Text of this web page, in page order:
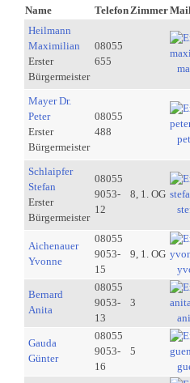
Name
Telefon ZimmerMail
Heilmann
Maximilian
Erster
Bürgermeister
08055
655
Mayer Dr.
Peter
Erster
Bürgermeister
08055
488
Schlaipfer
Stefan
Erster
Bürgermeister
08055
9053-
12
8, 1. OG
Aichenauer
Yvonne
08055
9053-
15
9, 1. OG
Bernard
Anita
08055
9053-
13
3
Gauda
Günter
08055
9053-
16
5